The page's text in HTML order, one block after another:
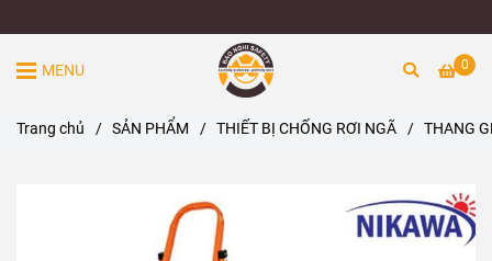
0
MENU
Trang chủ / SẢN PHẨM / THIẾT BỊ CHỐNG RƠI NGÃ / THANG